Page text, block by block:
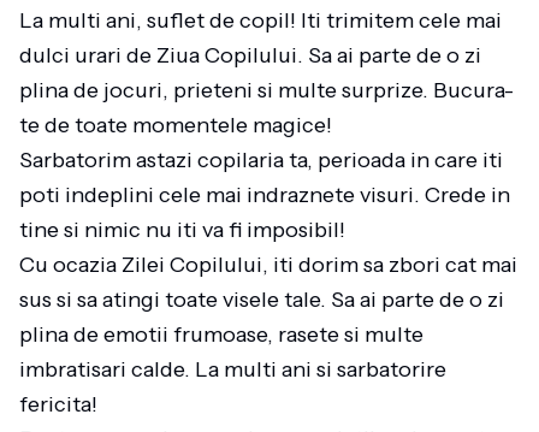
La multi ani, suflet de copil! Iti trimitem cele mai
dulci urari de Ziua Copilului. Sa ai parte de o zi
plina de jocuri, prieteni si multe surprize. Bucura-
te de toate momentele magice!
Sarbatorim astazi copilaria ta, perioada in care iti
poti indeplini cele mai indraznete visuri. Crede in
tine si nimic nu iti va fi imposibil!
Cu ocazia Zilei Copilului, iti dorim sa zbori cat mai
sus si sa atingi toate visele tale. Sa ai parte de o zi
plina de emotii frumoase, rasete si multe
imbratisari calde. La multi ani si sarbatorire
fericita!